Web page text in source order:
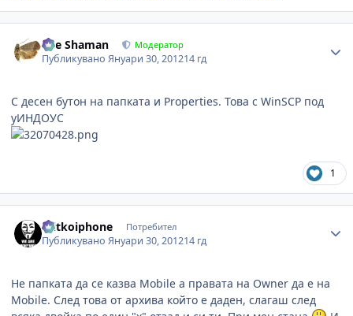
The Shaman Модератор
ПубликуваноЯнуари 30, 201214 гд
С десен бутон на папката и Properties. Това с WinSCP под
уИНДОУС
1
mitkoiphone Потребител
ПубликуваноЯнуари 30, 201214 гд
Не папката да се казва Mobile a правата на Owner да е на
Mobile. След това от архива който е даден, слагаш след